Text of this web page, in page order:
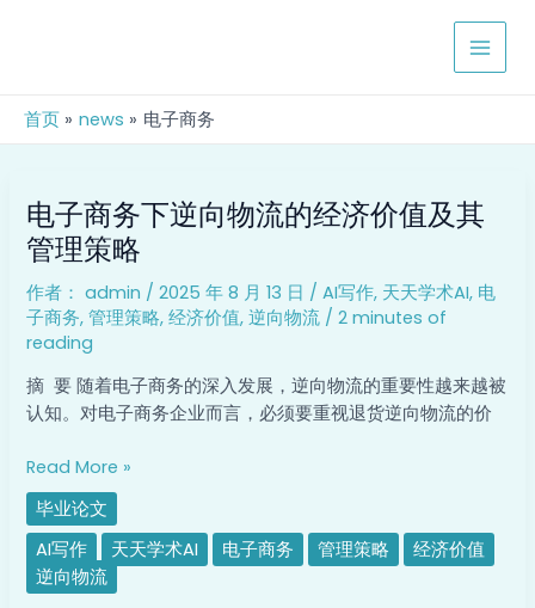
MAIN
首页 news 电子商务
电子商务下逆向物流的经济价值及其
管理策略
作者： admin /2025 年 8 月 13 日 /AI写作, 天天学术AI, 电
子商务,管理策略,经济价值,逆向物流 /2 minutes of
reading
摘 要 随着电子商务的深入发展，逆向物流的重要性越来越被
认知。对电子商务企业而言，必须要重视退货逆向物流的价
子
商
务
下
逆
向
物
流
的
经
价
值
及
其
Read More »
毕业论文
AI写作
天天学术AI 电子商务 管理策略
经济价值
逆向物流